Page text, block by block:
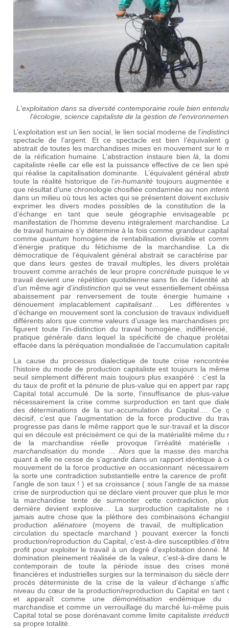
L'exploitation dans sa diversité contemporaine roule bien
l'écologie, science capitaliste de la gestion de
L’exploitation est un lien social, le lien social moderne de l’
spectacle de l’argent. Et ce spectacle est bien l’équivalent
abstrait de toutes les marchandises mises en mouvement sur le
de la réification humaine. L’abstraction instaure bienlà , la
capitaliste réelle car elle est la puissance effective de ce lien
qui réalise la capitalisation dominante. L’équivalent général
toute la réalité historique de l’in-humanité toujours augmentée
que résultat d’une chronologie chosifiée condamnée au non
dans un milieu où tous les actes qui se présentent doivent
exprimer les divers modes possibles de la constitution de la
d’échange en tant que seule géographie envisageable
manifestation de l’homme devenu intégralement marchandise.
de travail humaine s’y détermine à la fois comme grandeur
commequantum homogène de rentabilisation divisible et
d’énergie pratique du fétichisme de la marchandise. La
démocratique de l’équivalent général abstrait se caractérise
que dans leurs gestes de travail multiples, les divers
trouvent comme arrachés de leur propreconcrétude puisque le
travail devient une répétition quotidienne sans fin de l’identité
d’un même agir d’indistinction qui se veut essentiellement
abaissement par renversement de toute énergie humaine
dénouement implacablementcapitalisant… Les différentes
d’échange en mouvement sont la conclusion de travaux
différents alors que comme valeurs d’usage les marchandises
figurent toute l’in-distinction du travail homogène,
pratique générale dans lequel la spécificité de chaque
effacée dans la péréquation mondialisée de l’accumulation
La cause du processus dialectique de toute crise
l’histoire du mode de production capitaliste est toujours la
seuil simplement différent mais toujours plus exaspéré : c’est la
du taux de profit et la pénurie de plus-value qui en appert par
Capital total accumulé. De la sorte, l’insuffisance de plus-
nécessairement la crise comme surproduction en tant que
des déterminations de la sur-accumulation du Capital…. Ce
décisif, c’est que l’augmentation de la force productive du
progresse pas dans le même rapport que le sur-travail et la
qui en découle est précisément ce qui de la matérialité même du
de la marchandise réelle provoque l’irréalité
marchandisation du monde … Alors que la masse des
quant à elle ne cesse de s’agrandir dans un rapport identique à
mouvement de la force productive en occasionnant
la sorte une contradiction substantielle entre la carence de profit
l’angle de son taux ! ) et sa croissance ( sous l’angle de sa
crise de surproduction qui se déclare vient prouver que plus le
la marchandise tente de surmonter cette contradiction,
dernière devient explosive… La surproduction capitaliste ne
jamais autre chose que la pléthore des combinaisons
productionaliénatoire (moyens de travail, de
circulation du spectacle marchand ) pouvant exercer la
production/reproduction du Capital, c’est-à-dire susceptibles
profit pour exploiter le travail à un degré d’exploitation donné.
domination pleinement réalisée de la valeur, c’est-à-dire dans le
contemporain de toute la période issue des crises
financières et industrielles surgies sur la terminaison du siècle
procès déterministe de la crise de la valeur d’échange
niveau du cœur de la production/reproduction du Capital en tant
et apparaît comme une démonétisation endémique du
marchandise et comme un verrouillage du marché lui-même
Capital total se pose dorénavant comme limite capitaliste
sa propre totalité.